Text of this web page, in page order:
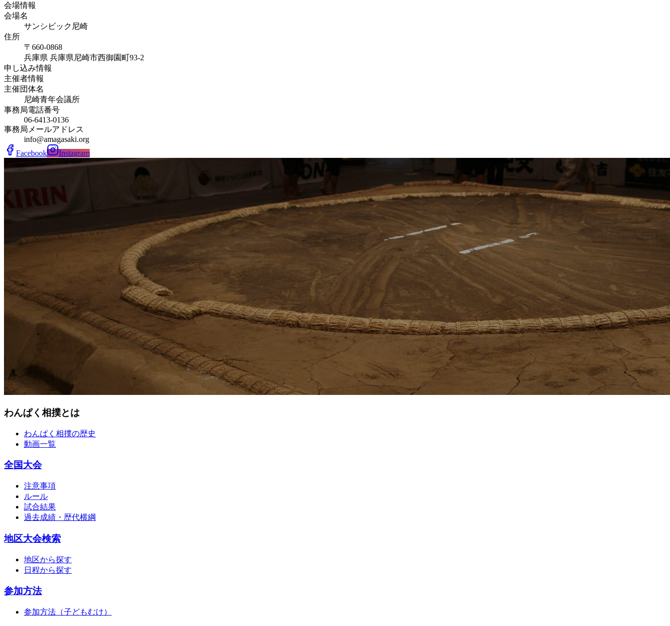
会場情報
会場名
サンシビック尼崎
住所
〒660-0868
兵庫県 兵庫県尼崎市西御園町93-2
申し込み情報
主催者情報
主催団体名
尼崎青年会議所
事務局電話番号
06-6413-0136
事務局メールアドレス
info@amagasaki.org
Facebook
Instagram
わんぱく相撲とは
わんぱく相撲の歴史
動画一覧
全国大会
注意事項
ルール
試合結果
過去成績・歴代横綱
地区大会検索
地区から探す
日程から探す
参加方法
参加方法（子どもむけ）